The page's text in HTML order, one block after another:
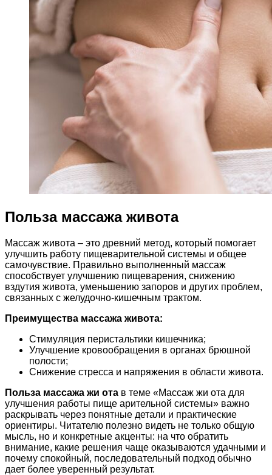
Польза массажа живота
Массаж живота – это древний метод, который помогает
улучшить работу пищеварительной системы и общее
самочувствие. Правильно выполненный массаж
способствует улучшению пищеварения, снижению
вздутия живота, уменьшению запоров и других проблем,
связанных с желудочно-кишечным трактом.
Преимущества массажа живота:
Стимуляция перистальтики кишечника;
Улучшение кровообращения в органах брюшной
полости;
Снижение стресса и напряжения в области живота.
Польза массажа жи ота в теме «Массаж жи ота для
улучшения работы пище арительной системы» важно
раскрывать через понятные детали и практические
ориентиры. Читателю полезно видеть не только общую
мысль, но и конкретные акценты: на что обратить
внимание, какие решения чаще оказываются удачными и
почему спокойный, последовательный подход обычно
дает более уверенный результат.